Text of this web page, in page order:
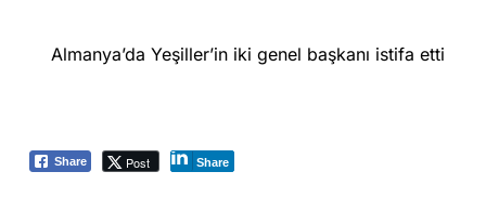
Almanya’da Yeşiller’in iki genel başkanı istifa etti
Share Post Share